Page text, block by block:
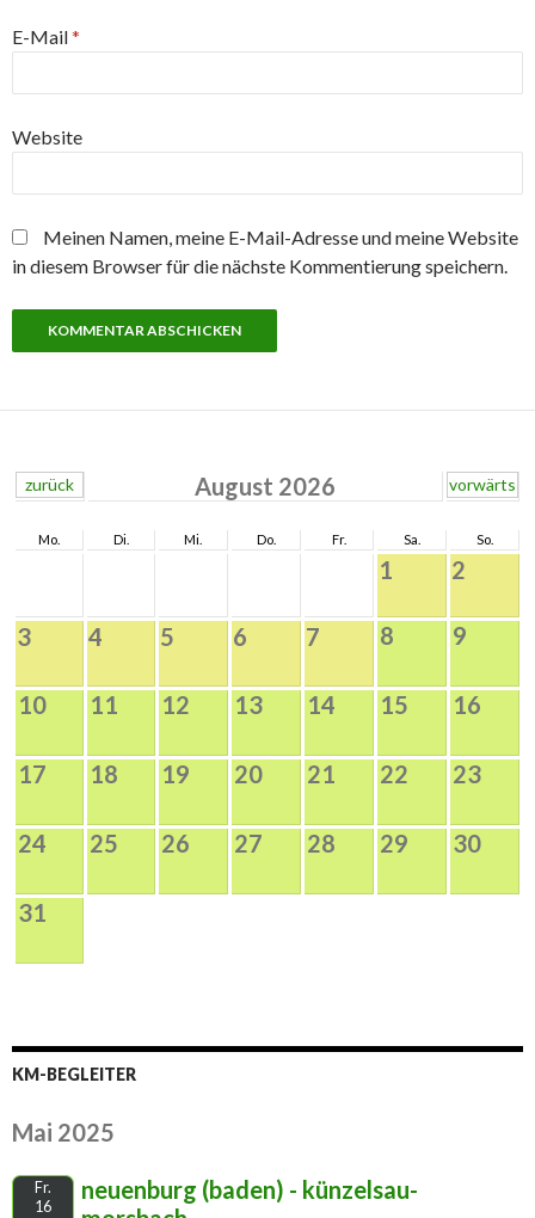
E-Mail*
Website
Meinen Namen, meine E-Mail-Adresse und meine Website
in diesem Browser für die nächste Kommentierung speichern.
zurück August 2026 vorwärts
Mo. Di. Mi. Do. Fr. Sa. So.
1 2
3 4 5 6 7 8 9
10 11 12 13 14 15 16
17 18 19 20 21 22 23
24 25 26 27 28 29 30
31
KM-BEGLEITER
Mai 2025
Fr.
16
neuenburg (baden) - künzelsau-